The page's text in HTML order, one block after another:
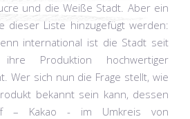
und die Weiße Stadt. Aber ein
dieser Liste hinzugefügt werden:
international ist die Stadt seit
Produktion hochwertiger
Wer sich nun die Frage stellt, wie
bekannt sein kann, dessen
– Kakao - im Umkreis von